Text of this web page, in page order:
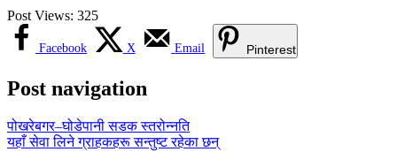
Post Views: 325
Facebook X Email Pinterest
Post navigation
पोखरेबगर–घोडेपानी सडक स्तरोन्नति
यहाँ सेवा लिने ग्राहकहरू सन्तुष्ट रहेका छन्